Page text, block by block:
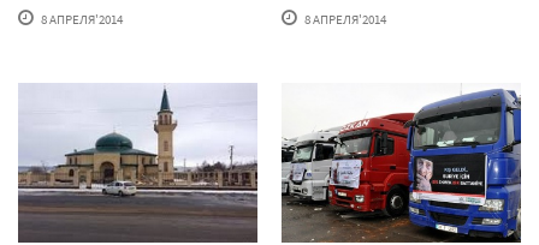
8 АПРЕЛЯ'2014 8 АПРЕЛЯ'2014